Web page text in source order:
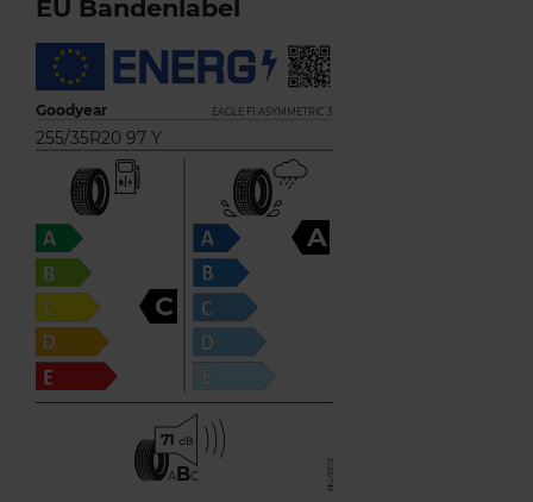
EU Bandenlabel
Goodyear EAGLE F1 ASYMMETRIC 3
255/35R20 97 Y
C
A
71
ABC